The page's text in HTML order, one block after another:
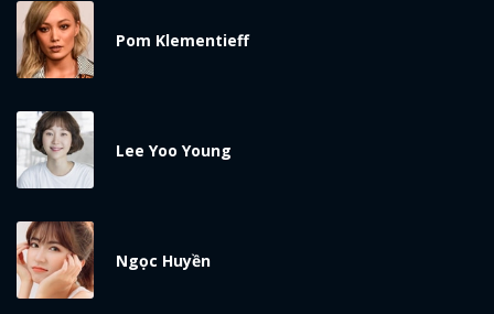
Pom Klementieff
Lee Yoo Young
Ngọc Huyền